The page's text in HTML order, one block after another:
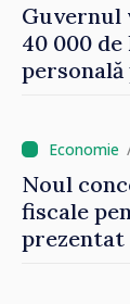
Guvernul
40 000
Noul
fiscale
prezentat